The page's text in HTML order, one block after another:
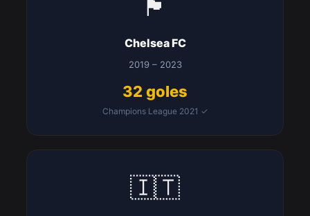
🏴󠁧󠁢󠁥󠁮󠁧󠁿
Chelsea FC
2019 – 2023
32 goles
Champions League 2021 ✓
🇮🇹